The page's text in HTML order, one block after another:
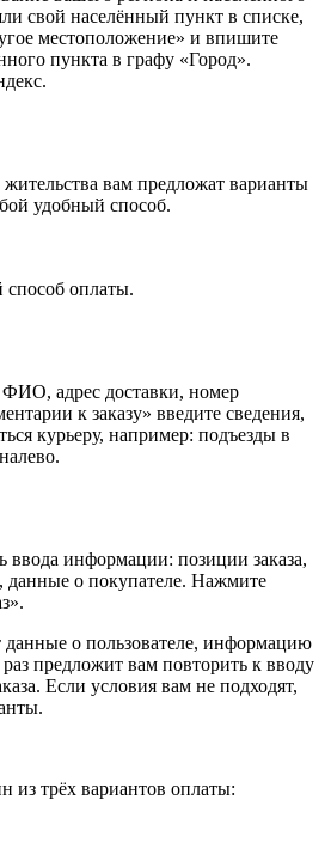
свой населённый пункт в списке,
местоположение» и впишите
пункта в графу «Город».
вам предложат варианты
удобный способ.
оплаты.
адрес доставки, номер
к заказу» введите сведения,
курьеру, например: подъезды в
ввода информации: позиции заказа,
данные о покупателе. Нажмите
о пользователе, информацию
предложит вам повторить к вводу
Если условия вам не подходят,
из трёх вариантов оплаты: